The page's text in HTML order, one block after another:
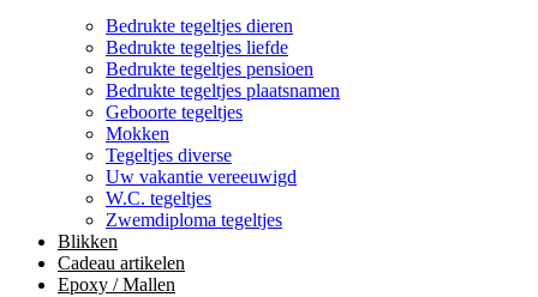
Bedrukte tegeltjes dieren
Bedrukte tegeltjes liefde
Bedrukte tegeltjes pensioen
Bedrukte tegeltjes plaatsnamen
Geboorte tegeltjes
Mokken
Tegeltjes diverse
Uw vakantie vereeuwigd
W.C. tegeltjes
Zwemdiploma tegeltjes
Blikken
Cadeau artikelen
Epoxy / Mallen